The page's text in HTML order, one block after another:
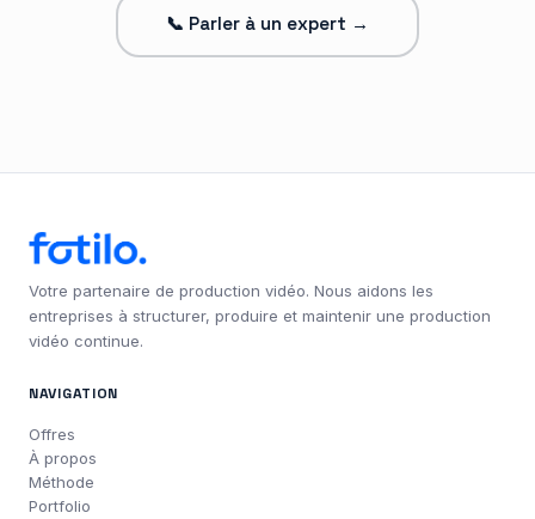
📞 Parler à un expert →
Votre partenaire de production vidéo. Nous aidons les
entreprises à structurer, produire et maintenir une production
vidéo continue.
NAVIGATION
Offres
À propos
Méthode
Portfolio